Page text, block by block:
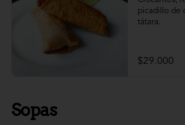
picadillo de
tátara.
$29.000
Sopas